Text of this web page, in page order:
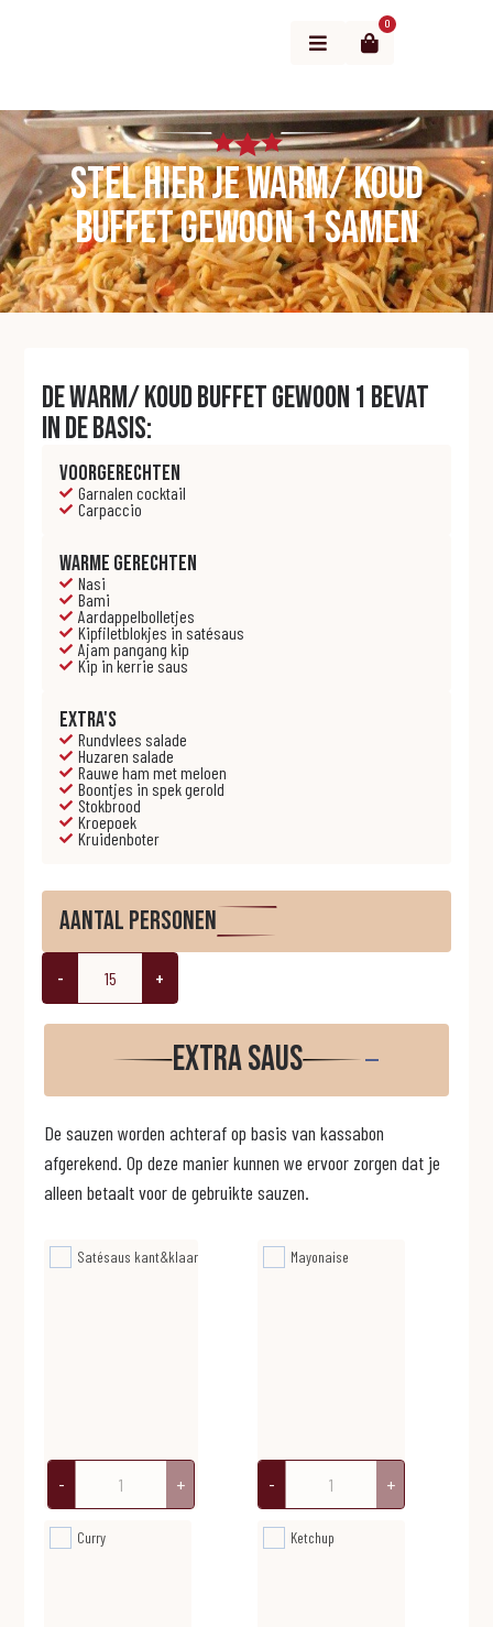
0
Stel hier je Warm/ koud
buffet gewoon 1 samen
De Warm/ koud buffet gewoon 1 bevat
in de basis:
Voorgerechten
Garnalen cocktail
Carpaccio
Warme gerechten
Nasi
Bami
Aardappelbolletjes
Kipfiletblokjes in satésaus
Ajam pangang kip
Kip in kerrie saus
Extra's
Rundvlees salade
Huzaren salade
Rauwe ham met meloen
Boontjes in spek gerold
Stokbrood
Kroepoek
Kruidenboter
Aantal personen
- +
Extra saus
De sauzen worden achteraf op basis van kassabon
afgerekend. Op deze manier kunnen we ervoor zorgen dat je
alleen betaalt voor de gebruikte sauzen.
Satésaus kant&klaar
- +
Mayonaise
- +
Curry Ketchup